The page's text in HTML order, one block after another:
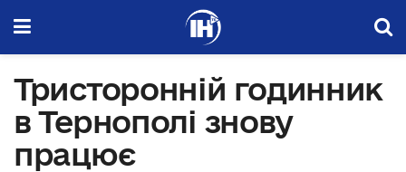
Тристоронній годинник
в Тернополі знову
працює